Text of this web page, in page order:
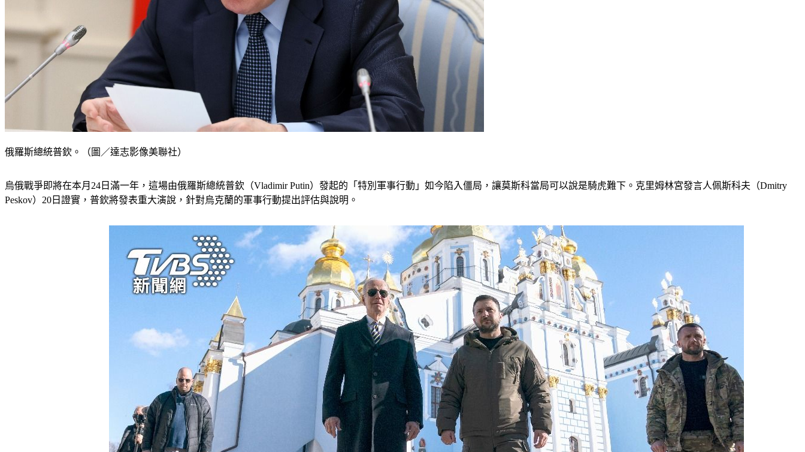
俄羅斯總統普欽。（圖／達志影像美聯社）
烏俄戰爭即將在本月24日滿一年，這場由俄羅斯總統普欽（Vladimir Putin）發起的「特別軍事行動」如今陷入僵局，讓莫斯科當局可以說是騎虎難下。克里姆林宮發言人佩斯科夫（Dmitry
Peskov）20日證實，普欽將發表重大演說，針對烏克蘭的軍事行動提出評估與說明。